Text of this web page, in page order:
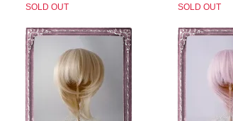
SOLD OUT
SOLD OUT